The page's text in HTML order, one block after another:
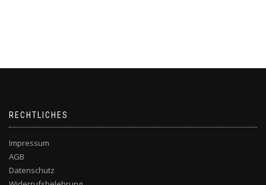
RECHTLICHES
Impressum
AGB
Datenschutz